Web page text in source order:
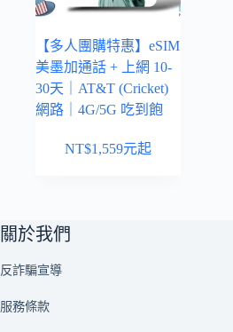
【多人團購特惠】eSIM
美墨加通話 + 上網 10-
30天｜AT&T (Cricket)
網路｜4G/5G 吃到飽
NT$1,559元起
關於我們
反詐騙宣導
服務條款